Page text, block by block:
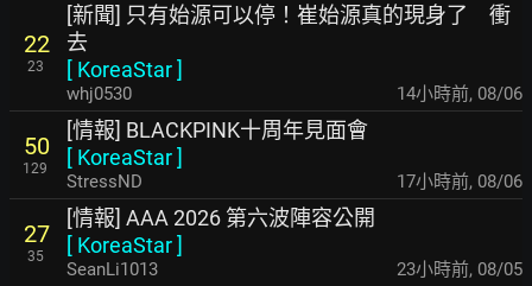
22
23
[新聞] 只有始源可以停！崔始源真的現身了 衝
去
[ KoreaStar]
whj0530 14小時前, 08/06
50
129
[情報] BLACKPINK十周年見面會
[ KoreaStar]
StressND 17小時前, 08/06
27
35
[情報] AAA 2026 第六波陣容公開
[ KoreaStar]
SeanLi1013 23小時前, 08/05